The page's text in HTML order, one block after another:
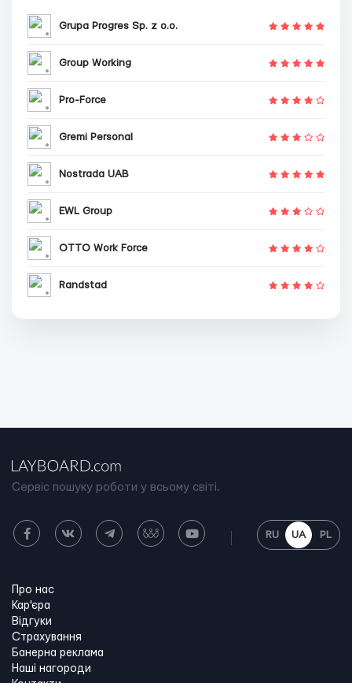
Grupa Progres Sp. z o.o.
Group Working
Pro-Force
Gremi Personal
Nostrada UAB
EWL Group
OTTO Work Force
Randstad
Сервіс пошуку роботи у всьому світі.
RU UA PL
Про нас
Кар'єра
Відгуки
Страхування
Банерна реклама
Наші нагороди